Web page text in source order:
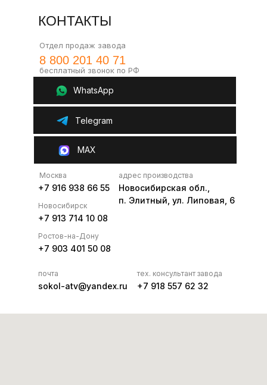
КОНТАКТЫ
бесплатный звонок по РФ
Отдел продаж завода
Москва
8 800 201 40 71
Новосибирск
Ростов-на-Дону
почта
WhatsApp
Telegram
MAX
+7 916 938 66 55
+7 913 714 10 08
+7 903 401 50 08
sokol-atv@yandex.ru
Новосибирская обл.,
п. Элитный, ул. Липовая, 6
тех. консультант завода
адрес производства
+7 918 557 62 32